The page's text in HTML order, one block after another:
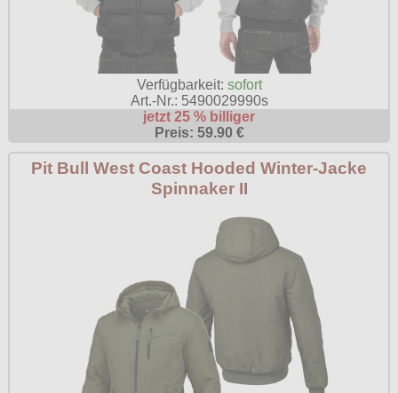
Verfügbarkeit: sofort
Art.-Nr.: 5490029990s
jetzt 25 % billiger
Preis: 59.90 €
Pit Bull West Coast Hooded Winter-Jacke
Spinnaker II